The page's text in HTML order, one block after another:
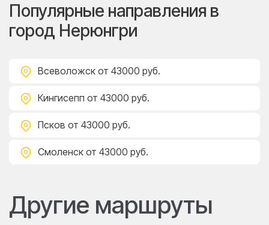
Популярные направления в
город Нерюнгри
Всеволожск от 43000 руб.
Кингисепп от 43000 руб.
Псков от 43000 руб.
Смоленск от 43000 руб.
Другие маршруты